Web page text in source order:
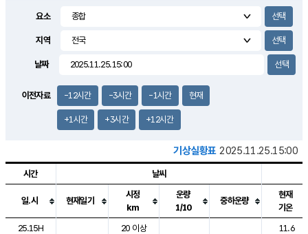
2.7m/s
요소
지역
날짜
이전자료 -12시간 -3시간 -1시간 현재
+1시간 +3시간 +12시간
기상실황표 2025.11.25.15:00
도시별 기상실황표로 지점, 날씨, 기온, 강수, 바람, 기압등을 안내한 표입
시간 날씨
일.시 현재일기
시정
km
운량
1/10
중하운량
현재
기온
25.15H
20 이상
11.6